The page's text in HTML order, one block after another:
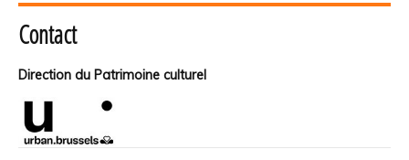
Contact
Direction du Patrimoine culturel